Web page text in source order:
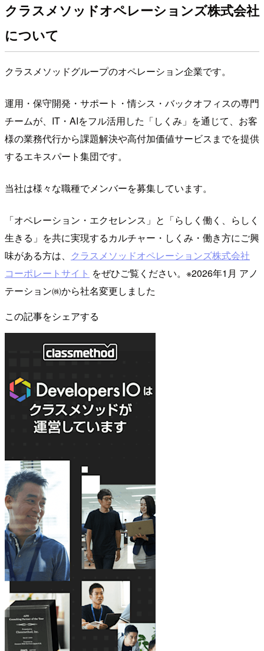
クラスメソッドオペレーションズ株式会社
について
クラスメソッドグループのオペレーション企業です。
運用・保守開発・サポート・情シス・バックオフィスの専門
チームが、IT・AIをフル活用した「しくみ」を通じて、お客
様の業務代行から課題解決や高付加価値サービスまでを提供
するエキスパート集団です。
当社は様々な職種でメンバーを募集しています。
「オペレーション・エクセレンス」と「らしく働く、らしく
生きる」を共に実現するカルチャー・しくみ・働き方にご興
味がある方は、 クラスメソッドオペレーションズ株式会社
コーポレートサイト をぜひご覧ください。※2026年1月 アノ
テーション㈱から社名変更しました
この記事をシェアする